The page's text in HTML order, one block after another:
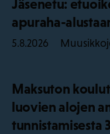
Jäsenetu:
apuraha-
5.8.2026
Maksuton
luovien alojen
tunnistamisesta